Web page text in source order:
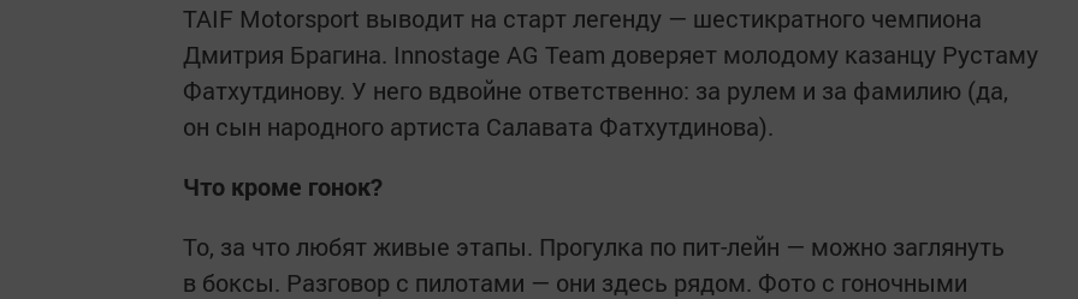
TAIF Motorsport выводит на старт легенду — шестикратного чемпиона
Дмитрия Брагина. Innostage AG Team доверяет молодому казанцу Рустаму
Фатхутдинову. У него вдвойне ответственно: за рулем и за фамилию (да,
он сын народного артиста Салавата Фатхутдинова).
Что кроме гонок?
То, за что любят живые этапы. Прогулка по пит-лейн — можно заглянуть
в боксы. Разговор с пилотами — они здесь рядом. Фото с гоночными